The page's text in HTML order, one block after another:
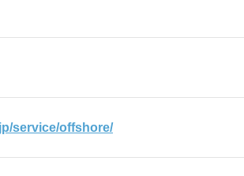
service/offshore/